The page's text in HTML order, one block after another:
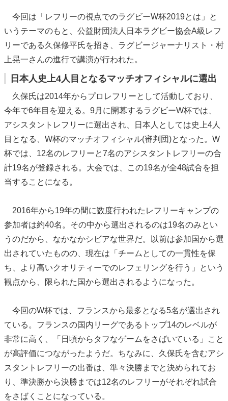
今回は「レフリーの視点でのラグビーW杯2019とは」と
いうテーマのもと、公益財団法人日本ラグビー協会A級レフ
リーである久保修平氏を招き、ラグビージャーナリスト・村
上晃一さんの進行で講演が行われた。
日本人史上4人目となるマッチオフィシャルに選出
久保氏は2014年からプロレフリーとして活動しており、
今年で6年目を迎える。9月に開幕するラグビーW杯では、
アシスタントレフリーに選出され、日本人としては史上4人
目となる、W杯のマッチオフィシャル(審判団)となった。W
杯では、12名のレフリーと7名のアシスタントレフリーの合
計19名が登録される。大会では、この19名が全48試合を担
当することになる。
2016年から19年の間に数度行われたレフリーキャンプの
参加者は約40名。その中から選出されるのは19名のみとい
うのだから、なかなかシビアな世界だ。以前は参加国から選
出されていたものの、現在は「チームとしての一貫性を保
ち、より高いクオリティーでのレフェリングを行う」という
観点から、限られた国から選出されるようになった。
今回のW杯では、フランスから最多となる5名が選出され
ている。フランスの国内リーグであるトップ14のレベルが
非常に高く、「日頃からタフなゲームをさばいている」こと
が高評価につながったようだ。ちなみに、久保氏を含むアシ
スタントレフリーの出番は、準々決勝までと決められてお
り、準決勝から決勝までは12名のレフリーがそれぞれ試合
をさばくことになっている。